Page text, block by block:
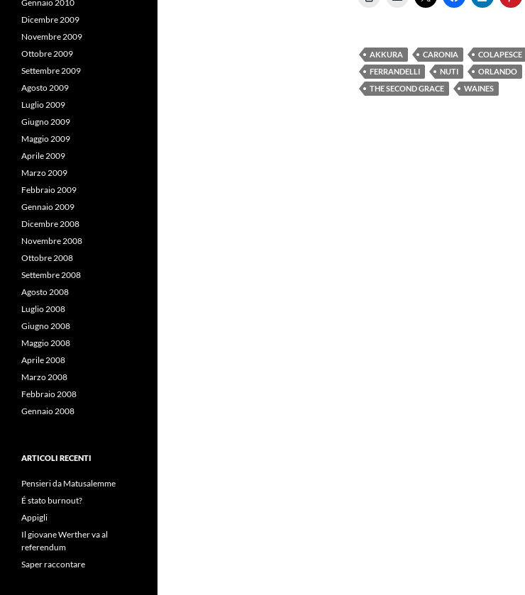
AKKURA CARONIA COLAPESCE
FERRANDELLI
NUTI ORLANDO
THE SECOND GRACE
WAINES
Gennaio 2010
Dicembre 2009
Novembre 2009
Ottobre 2009
Settembre 2009
Agosto 2009
Luglio 2009
Giugno 2009
Maggio 2009
Aprile 2009
Marzo 2009
Febbraio 2009
Gennaio 2009
Dicembre 2008
Novembre 2008
Ottobre 2008
Settembre 2008
Agosto 2008
Luglio 2008
Giugno 2008
Maggio 2008
Aprile 2008
Marzo 2008
Febbraio 2008
Gennaio 2008
ARTICOLI RECENTI
Pensieri da Matusalemme
É stato burnout?
Appigli
Il giovane Werther va al
referendum
Saper raccontare